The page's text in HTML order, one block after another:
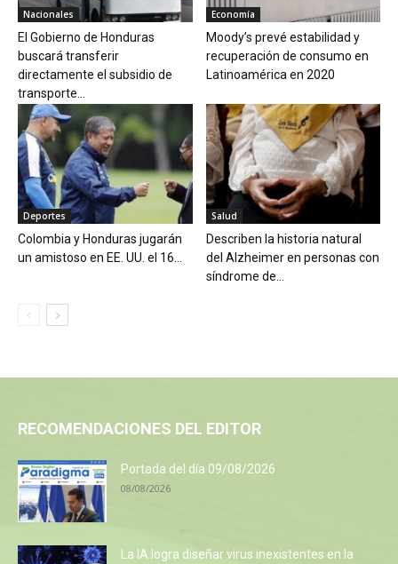
Nacionales
El Gobierno de Honduras
buscará transferir
directamente el subsidio de
transporte...
Economía
Moody’s prevé estabilidad y
recuperación de consumo en
Latinoamérica en 2020
Deportes
Colombia y Honduras jugarán
un amistoso en EE. UU. el 16...
Salud
Describen la historia natural
del Alzheimer en personas con
síndrome de...
RECOMENDACIONES DEL EDITOR
Portada del día 09/08/2026
08/08/2026
La IA logra diseñar virus inexistentes en la